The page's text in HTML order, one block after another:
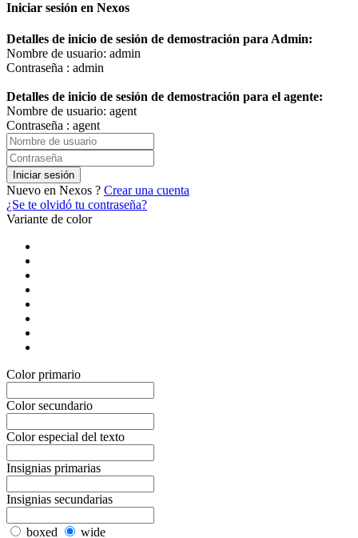
Iniciar sesión en Nexos
Detalles de inicio de sesión de demostración para Admin:
Nombre de usuario: admin
Contraseña : admin
Detalles de inicio de sesión de demostración para el agente:
Nombre de usuario: agent
Contraseña : agent
Iniciar sesión
Nuevo en Nexos ? Crear una cuenta
¿Se te olvidó tu contraseña?
Variante de color
Color primario
Color secundario
Color especial del texto
Insignias primarias
Insignias secundarias
boxed wide